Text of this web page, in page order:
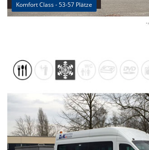
Komfort Class - 53-57 Plätze